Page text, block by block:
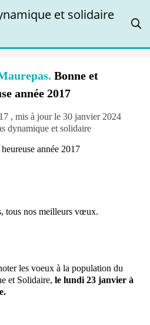
Bonne et
année 2017
, mis à jour le 30 janvier 2024
dynamique et solidaire
tous nos meilleurs vœux.
les voeux à la population du
et Solidaire, le lundi 23 janvier à